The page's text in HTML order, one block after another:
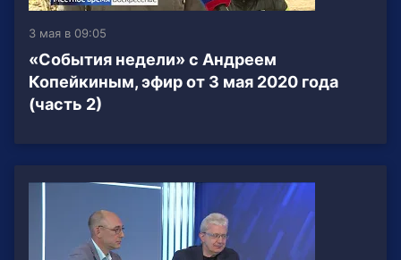
3 мая в 09:05
«События недели» с Андреем
Копейкиным, эфир от 3 мая 2020 года
(часть 2)